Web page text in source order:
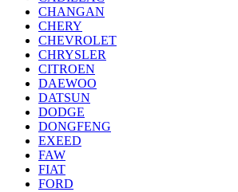
CHANGAN
CHERY
CHEVROLET
CHRYSLER
CITROEN
DAEWOO
DATSUN
DODGE
DONGFENG
EXEED
FAW
FIAT
FORD